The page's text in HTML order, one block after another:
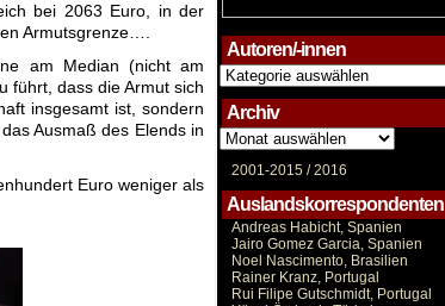
bei 2063 Euro, in der
Armutsgrenze….
am Median (nicht am
führt, dass die Armut sich
insgesamt ist, sondern
Ausmaß des Elends in
Euro weniger als
Autoren/-innen
Autoren/-
innen
Archiv
Archiv
2001-2015 /2016
Auslandskorrespondenten
Andreas Habicht, Spanien
Jairo Gomez Garcia, Spanien
Noel Nascimento, Brasilien
Rainer Kranz, Portugal
Rui Filipe Gutschmidt, Portugal